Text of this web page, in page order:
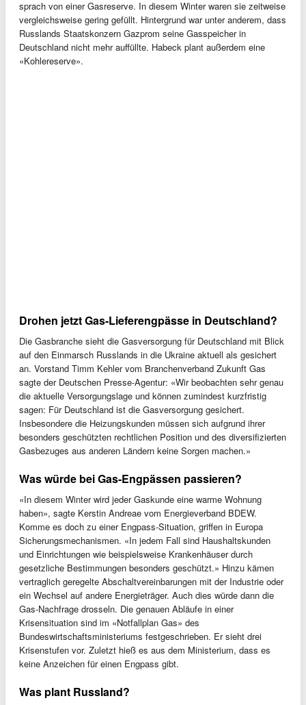
sprach von einer Gasreserve. In diesem Winter waren sie zeitweise
vergleichsweise gering gefüllt. Hintergrund war unter anderem, dass
Russlands Staatskonzern Gazprom seine Gasspeicher in
Deutschland nicht mehr auffüllte. Habeck plant außerdem eine
«Kohlereserve».
Drohen jetzt Gas-Lieferengpässe in Deutschland?
Die Gasbranche sieht die Gasversorgung für Deutschland mit Blick
auf den Einmarsch Russlands in die Ukraine aktuell als gesichert
an. Vorstand Timm Kehler vom Branchenverband Zukunft Gas
sagte der Deutschen Presse-Agentur: «Wir beobachten sehr genau
die aktuelle Versorgungslage und können zumindest kurzfristig
sagen: Für Deutschland ist die Gasversorgung gesichert.
Insbesondere die Heizungskunden müssen sich aufgrund ihrer
besonders geschützten rechtlichen Position und des diversifizierten
Gasbezuges aus anderen Ländern keine Sorgen machen.»
Was würde bei Gas-Engpässen passieren?
«In diesem Winter wird jeder Gaskunde eine warme Wohnung
haben», sagte Kerstin Andreae vom Energieverband BDEW.
Komme es doch zu einer Engpass-Situation, griffen in Europa
Sicherungsmechanismen. «In jedem Fall sind Haushaltskunden
und Einrichtungen wie beispielsweise Krankenhäuser durch
gesetzliche Bestimmungen besonders geschützt.» Hinzu kämen
vertraglich geregelte Abschaltvereinbarungen mit der Industrie oder
ein Wechsel auf andere Energieträger. Auch dies würde dann die
Gas-Nachfrage drosseln. Die genauen Abläufe in einer
Krisensituation sind im «Notfallplan Gas» des
Bundeswirtschaftsministeriums festgeschrieben. Er sieht drei
Krisenstufen vor. Zuletzt hieß es aus dem Ministerium, dass es
keine Anzeichen für einen Engpass gibt.
Was plant Russland?